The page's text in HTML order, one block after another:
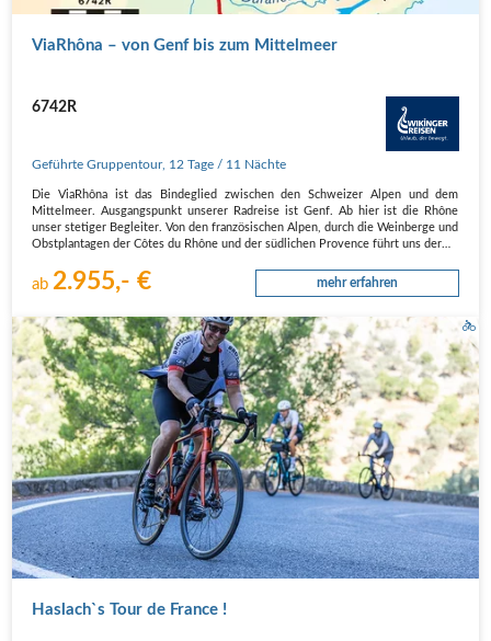
ViaRhôna – von Genf bis zum Mittelmeer
6742R
Geführte Gruppentour, 12 Tage / 11 Nächte
Die ViaRhôna ist das Bindeglied zwischen den Schweizer Alpen und dem
Mittelmeer. Ausgangspunkt unserer Radreise ist Genf. Ab hier ist die Rhône
unser stetiger Begleiter. Von den französischen Alpen, durch die Weinberge und
Obstplantagen der Côtes du Rhône und der südlichen Provence führt uns der…
ab 2.955,- € mehr erfahren
Haslach`s Tour de France !